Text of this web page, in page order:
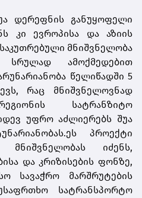
დერეფნის განუყოფელი
კი ევროპისა და აზიის
მნიშვნელობა
სრულად ამოქმედებით
წელიწადში 5
რაც მნიშვნელოვნად
სატრანზიტო
უფრო აძლიერებს შუა
პროექტი
იძენს,
და კრიზისების ფონზე,
სავაჭრო მარშრუტების
სატრანსპორტო